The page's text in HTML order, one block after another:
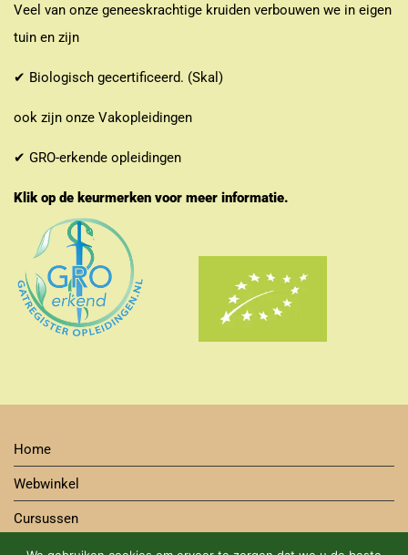
Veel van onze geneeskrachtige kruiden verbouwen we in eigen
tuin en zijn
✔ Biologisch gecertificeerd. (Skal)
ook zijn onze Vakopleidingen
✔ GRO-erkende opleidingen
Klik op de keurmerken voor meer informatie.
Home
Webwinkel
Cursussen